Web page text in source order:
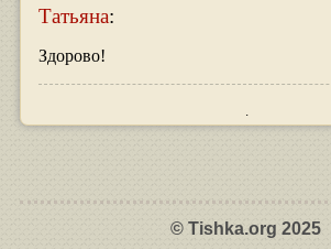
Татьяна:
Здорово!
© Tishka.org 2025